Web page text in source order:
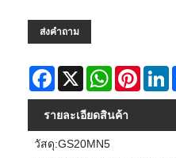
ส่งคำถาม
Facebook
X WhatsApp
รายละเอียดสินค้า
วัสดุ:GS20MN5